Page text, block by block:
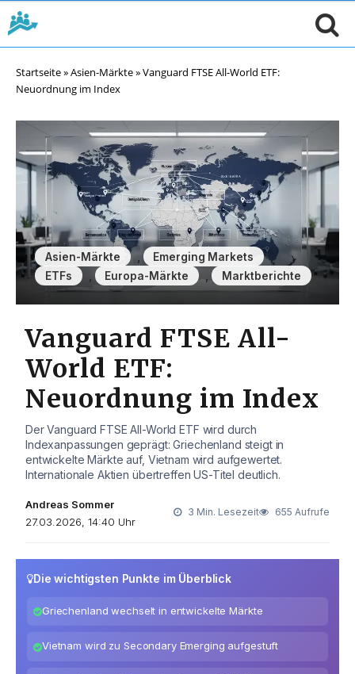
Startseite»Asien-Märkte»Vanguard FTSE All-World ETF:
Neuordnung im Index
Asien-Märkte Emerging Markets
ETFs Europa-Märkte , Marktberichte
Vanguard FTSE All-
World ETF:
Neuordnung im Index
Der Vanguard FTSE All-World ETF wird durch
Indexanpassungen geprägt: Griechenland steigt in
entwickelte Märkte auf, Vietnam wird aufgewertet.
Internationale Aktien übertreffen US-Titel deutlich.
Andreas Sommer
27.03.2026, 14:40 Uhr
3 Min. Lesezeit 655 Aufrufe
Die wichtigsten Punkte im Überblick
Griechenland wechselt in entwickelte Märkte
Vietnam wird zu Secondary Emerging aufgestuft